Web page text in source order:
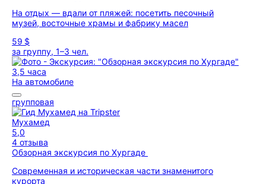
На отдых — вдали от пляжей: посетить песочный
музей, восточные храмы и фабрику масел
59 $
за группу, 1–3 чел.
3,5 часа
На автомобиле
групповая
Мухамед
5,0
4 отзыва
Обзорная экскурсия по Хургаде
Современная и историческая части знаменитого
курорта